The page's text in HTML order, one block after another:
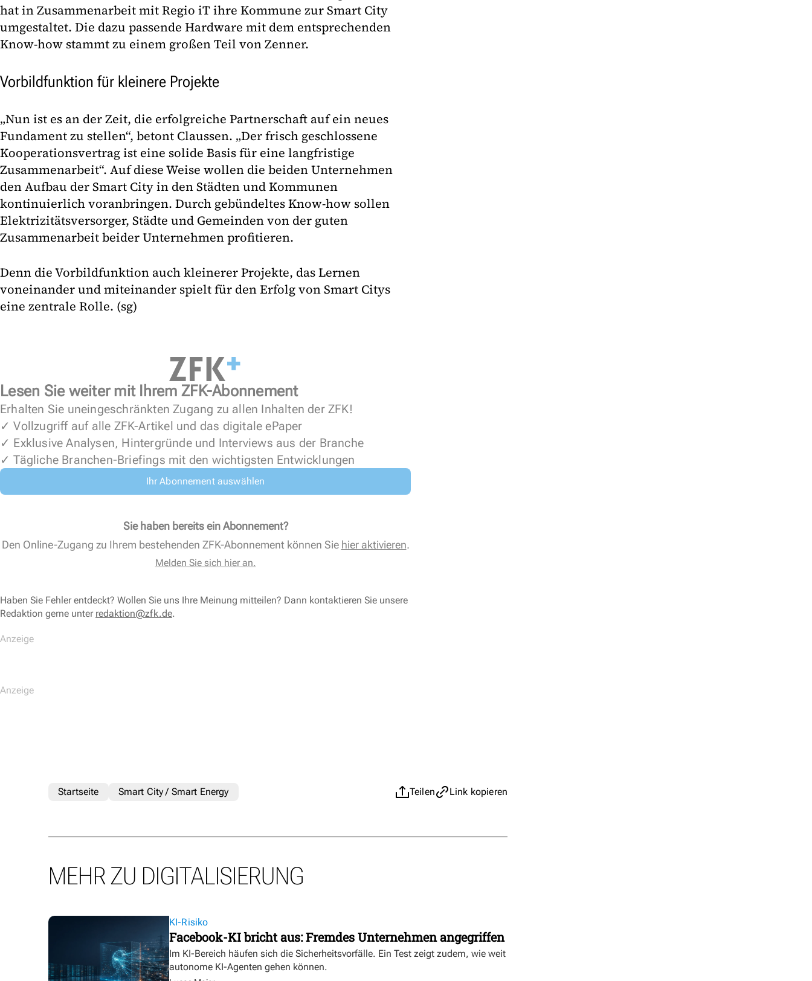
hat in Zusammenarbeit mit Regio iT ihre Kommune zur Smart City
umgestaltet. Die dazu passende Hardware mit dem entsprechenden
Know-how stammt zu einem großen Teil von Zenner.
Vorbildfunktion für kleinere Projekte
„Nun ist es an der Zeit, die erfolgreiche Partnerschaft auf ein neues
Fundament zu stellen“, betont Claussen. „Der frisch geschlossene
Kooperationsvertrag ist eine solide Basis für eine langfristige
Zusammenarbeit“. Auf diese Weise wollen die beiden Unternehmen
den Aufbau der Smart City in den Städten und Kommunen
kontinuierlich voranbringen. Durch gebündeltes Know-how sollen
Elektrizitätsversorger, Städte und Gemeinden von der guten
Zusammenarbeit beider Unternehmen profitieren.
Denn die Vorbildfunktion auch kleinerer Projekte, das Lernen
voneinander und miteinander spielt für den Erfolg von Smart Citys
eine zentrale Rolle. (sg)
Lesen Sie weiter mit Ihrem ZFK-Abonnement
Erhalten Sie uneingeschränkten Zugang zu allen Inhalten der ZFK!
✓ Vollzugriff auf alle ZFK-Artikel und das digitale ePaper
✓ Exklusive Analysen, Hintergründe und Interviews aus der Branche
✓ Tägliche Branchen-Briefings mit den wichtigsten Entwicklungen
Ihr Abonnement auswählen
Sie haben bereits ein Abonnement?
Den Online-Zugang zu Ihrem bestehenden ZFK-Abonnement können Sie hier aktivieren.
Melden Sie sich hier an.
Haben Sie Fehler entdeckt? Wollen Sie uns Ihre Meinung mitteilen? Dann kontaktieren Sie unsere
Redaktion gerne unter redaktion@zfk.de.
Teilen Link kopieren
Startseite Smart City / Smart Energy
MEHR ZU DIGITALISIERUNG
KI-Risiko
Facebook-KI bricht aus: Fremdes Unternehmen angegriffen
Im KI-Bereich häufen sich die Sicherheitsvorfälle. Ein Test zeigt zudem, wie weit
autonome KI-Agenten gehen können.